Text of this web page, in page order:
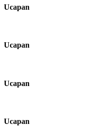
Ucapan
Ucapan
Ucapan
Ucapan